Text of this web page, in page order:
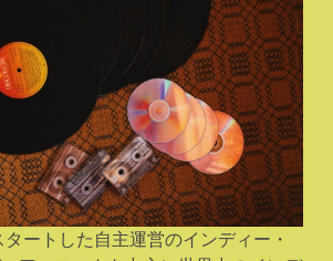
ートした自主運営のインディー・